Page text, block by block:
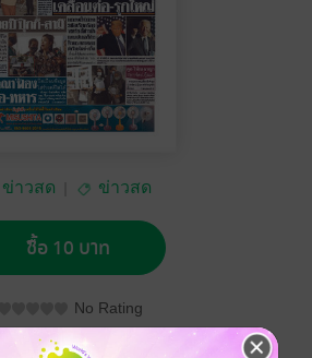
ข่าวสด ข่าวสด
ซื้อ 10 บาท
No Rating